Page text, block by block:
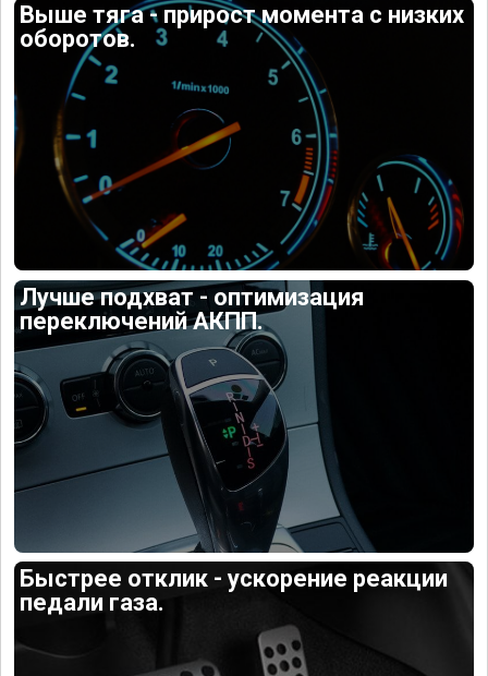
Выше тяга - прирост момента с низких
оборотов.
Лучше подхват - оптимизация
переключений АКПП.
Быстрее отклик - ускорение реакции
педали газа.